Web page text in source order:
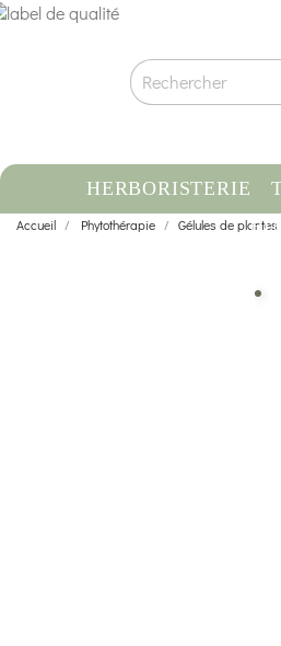
HERBORISTERIE
Accueil Phytothérapie Gélules de plantes